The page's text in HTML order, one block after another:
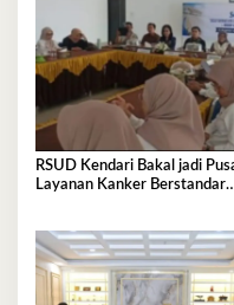
RSUD Kendari Bakal jadi
Layanan Kanker Berstandar